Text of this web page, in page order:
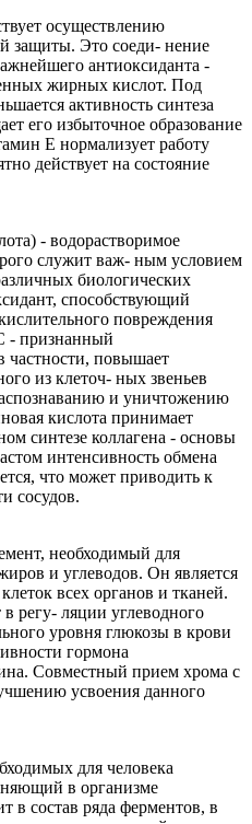
осуществлению
защиты. Это соеди- нение
антиоксиданта -
жирных кислот. Под
активность синтеза
его избыточное образование
Е нормализует работу
действует на состояние
- водорастворимое
служит важ- ным условием
биологических
способствующий
повреждения
- признанный
частности, повышает
из клеточ- ных звеньев
и уничтожению
кислота принимает
синтезе коллагена - основы
интенсивность обмена
что может приводить к
сосудов.
необходимый для
и углеводов. Он является
всех органов и тканей.
регу- ляции углеводного
уровня глюкозы в крови
гормона
Совместный прием хрома с
усвоения данного
для человека
в организме
в состав ряда ферментов, в